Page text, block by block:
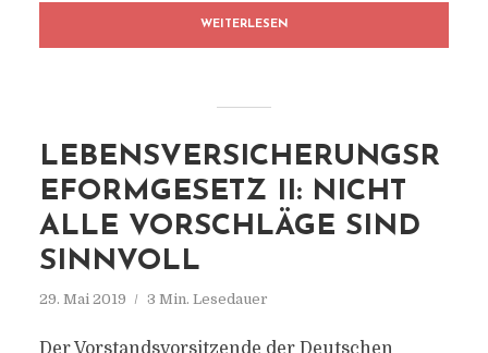
WEITERLESEN
LEBENSVERSICHERUNGSR
EFORMGESETZ II: NICHT
ALLE VORSCHLÄGE SIND
SINNVOLL
29. Mai 2019 3 Min. Lesedauer
Der Vorstandsvorsitzende der Deutschen